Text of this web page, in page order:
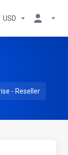
USD
- Reseller